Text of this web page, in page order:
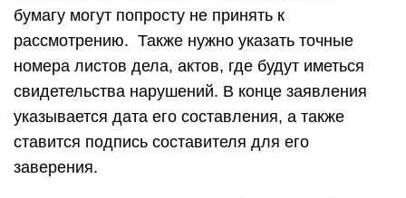
бумагу могут попросту не принять к
рассмотрению. Также нужно указать точные
номера листов дела, актов, где будут иметься
свидетельства нарушений. В конце заявления
указывается дата его составления, а также
ставится подпись составителя для его
заверения.